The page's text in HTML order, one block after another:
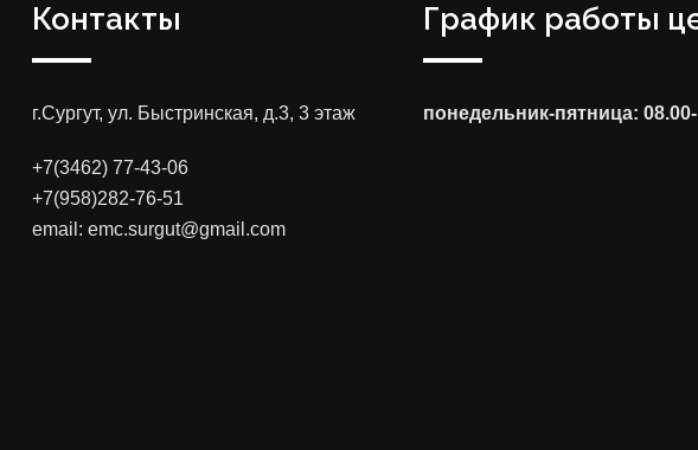
Контакты
г.Сургут, ул. Быстринская, д.3, 3 этаж
+7(3462) 77-43-06
+7(958)282-76-51
email: emc.surgut@gmail.com
График работы
понедельник-пятница: